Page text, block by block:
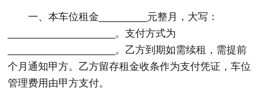
一、本车位租金_________元整月，大写：
____________________。支付方式为
____________________。乙方到期如需续租，需提前
个月通知甲方。乙方留存租金收条作为支付凭证，车位
管理费用由甲方支付。